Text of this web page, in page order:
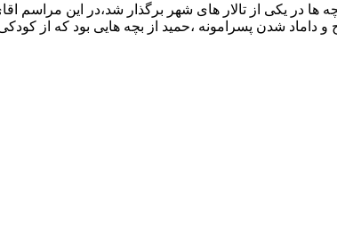
در یکی از تالار های شهر برگذار شد،در این مراسم
شدن پسرامونه ،حمید از بچه هایی بود که از